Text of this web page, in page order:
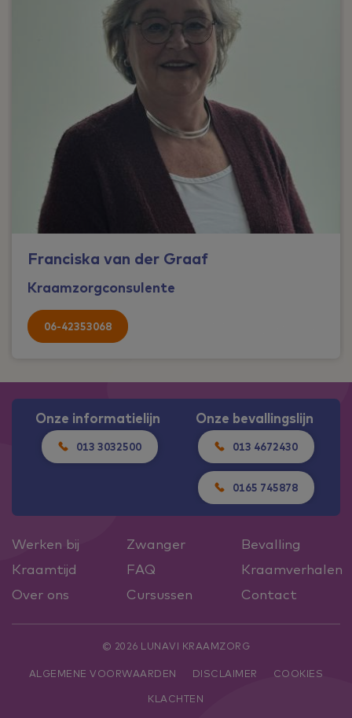
Franciska van der Graaf
Kraamzorgconsulente
06-42353068
Onze informatielijn
013 3032500
Onze bevallingslijn
013 4672430
0165 745878
Werken bij Zwanger
Bevalling
Kraamtijd
FAQ
Kraamverhalen
Over ons
Cursussen Contact
© 2026 LUNAVI KRAAMZORG
ALGEMENE VOORWAARDEN DISCLAIMER
COOKIES
KLACHTEN